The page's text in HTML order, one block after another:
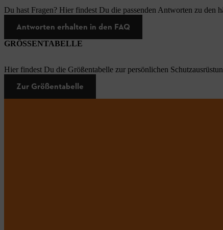
Du hast Fragen? Hier findest Du die passenden Antworten zu den
Antworten erhalten in den FAQ
GRÖSSENTABELLE
Hier findest Du die Größentabelle zur persönlichen
Zur Größentabelle